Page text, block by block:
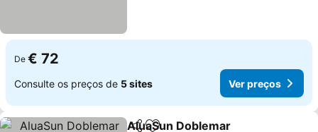
De € 72
Consulte os preços de 5 sites Ver preços
AluaSun Doblemar